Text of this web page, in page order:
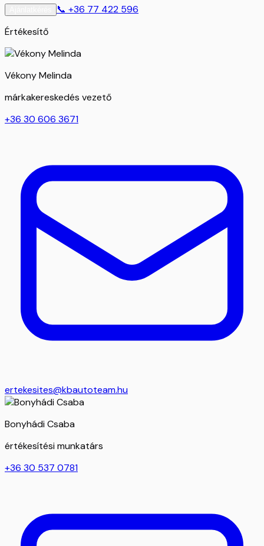
📞 +36 77 422 596
Értékesítő
Vékony Melinda
márkakereskedés vezető
+36 30 606 3671
ertekesites@kbautoteam.hu
Bonyhádi Csaba
értékesítési munkatárs
+36 30 537 0781